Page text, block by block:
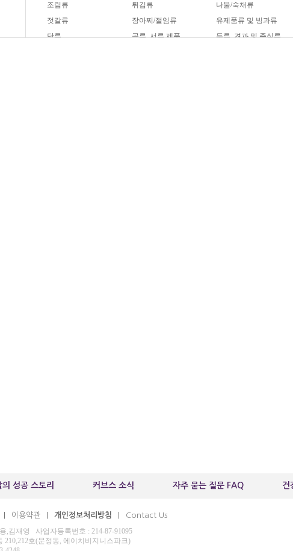
조림류
튀김류 나물/숙채류
젓갈류
장아찌/절임류 유제품류 및 빙과류
당류
곡류, 서류 제품 두류, 견과 및 종실류
의 성공 스토리 커브스 소식 자주 묻는 질문 FAQ 건
이용약관 개인정보처리방침 Contact Us
,김재영 사업자등록번호 : 214-87-91095
210,212호(문정동, 에이치비지니스파크)